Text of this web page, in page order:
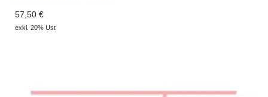
57,50 €
exkl. 20% Ust